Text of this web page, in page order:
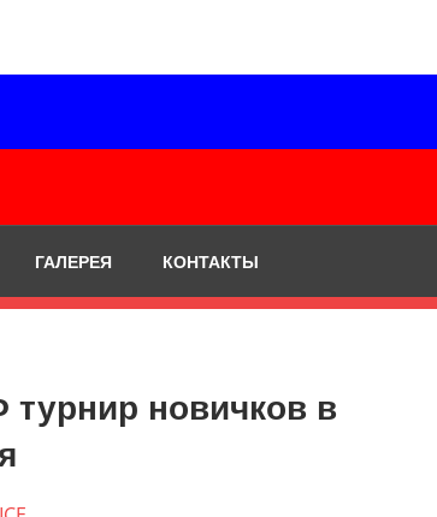
ГАЛЕРЕЯ КОНТАКТЫ
новичков в